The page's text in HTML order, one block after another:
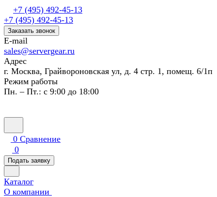
+7 (495) 492-45-13
+7 (495) 492-45-13
Заказать звонок
E-mail
sales@servergear.ru
Адрес
г. Москва, Грайвороновская ул, д. 4 стр. 1, помещ. 6/1п
Режим работы
Пн. – Пт.: с 9:00 до 18:00
0 Сравнение
0
Подать заявку
Каталог
О компании